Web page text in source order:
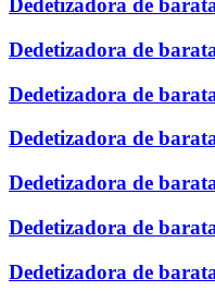
Dedetizadora de
Dedetizadora de
Dedetizadora de
Dedetizadora de
Dedetizadora de
Dedetizadora de
Dedetizadora de